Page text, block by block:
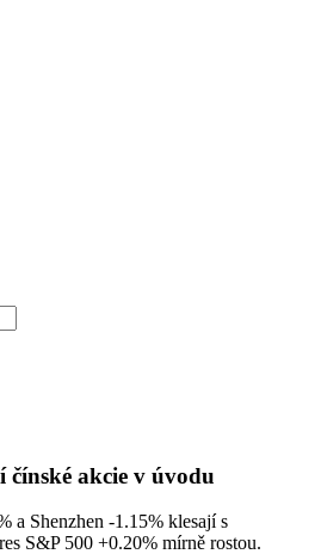
čínské akcie v úvodu
a Shenzhen -1.15% klesají s
S&P 500 +0.20% mírně rostou.